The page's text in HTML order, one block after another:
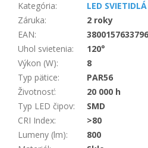
Kategória:
LED SVIETIDLÁ
Záruka:
2 roky
EAN:
3800157633796
Uhol svietenia:
120°
Výkon (W):
8
Typ pätice:
PAR56
Životnosť:
20 000 h
Typ LED čipov:
SMD
CRI Index:
>80
Lumeny (lm):
800